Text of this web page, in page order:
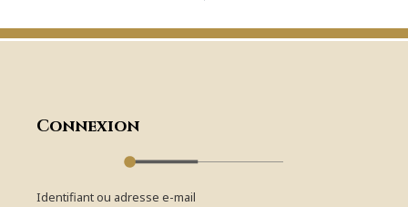
Connexion
Identifiant ou adresse e-mail